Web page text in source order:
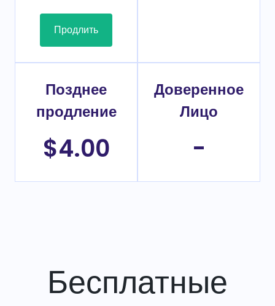
Продлить
Позднее
продление
$4.00
Доверенное
Лицо
-
Бесплатные